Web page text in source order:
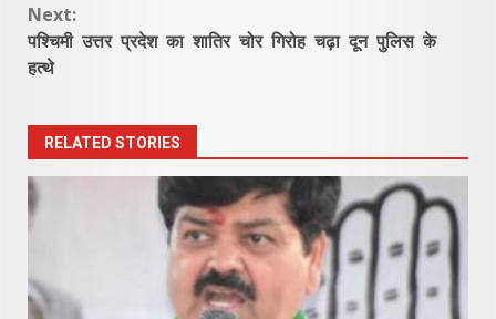
Next:
पश्चिमी उत्तर प्रदेश का शातिर चोर गिरोह चढ़ा दून पुलिस के
हत्थे
RELATED STORIES